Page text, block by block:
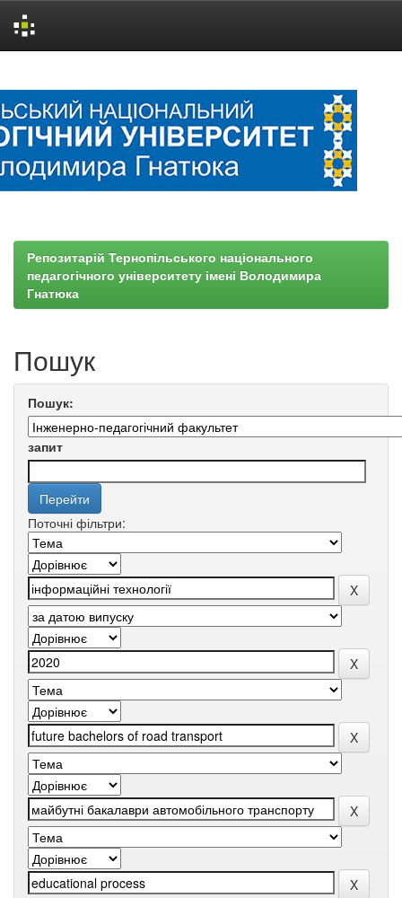
Репозитарій Тернопільського національного
педагогічного університету імені Володимира
Гнатюка
Пошук
Пошук:
запит
Поточні фільтри: